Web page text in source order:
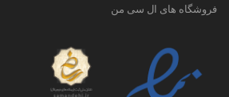
فروشگاه های ال سی من